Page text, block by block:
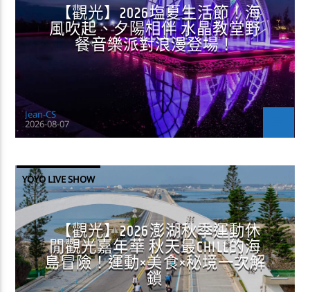
【觀光】2026塩夏生活節！海
風吹起、夕陽相伴 水晶教堂野
餐音樂派對浪漫登場！
Jean-CS
2026-08-07
YOYO LIVE SHOW
【觀光】2026澎湖秋季運動休
閒觀光嘉年華 秋天最CHILL的海
島冒險！運動×美食×秘境一次解
鎖